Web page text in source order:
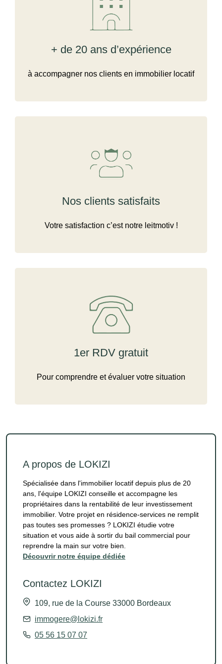
+ de 20 ans d’expérience
à accompagner nos clients en immobilier locatif
Nos clients satisfaits
Votre satisfaction c’est notre leitmotiv !
1er RDV gratuit
Pour comprendre et évaluer votre situation
A propos de LOKIZI
Spécialisée dans l'immobilier locatif depuis plus de 20
ans, l'équipe LOKIZI conseille et accompagne les
propriétaires dans la rentabilité de leur investissement
immobilier. Votre projet en résidence-services ne remplit
pas toutes ses promesses ? LOKIZI étudie votre
situation et vous aide à sortir du bail commercial pour
reprendre la main sur votre bien.
Découvrir notre équipe dédiée
Contactez LOKIZI
109, rue de la Course 33000 Bordeaux
immogere@lokizi.fr
05 56 15 07 07